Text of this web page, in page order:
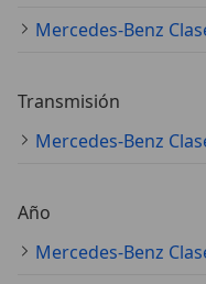
Transmisión
Año